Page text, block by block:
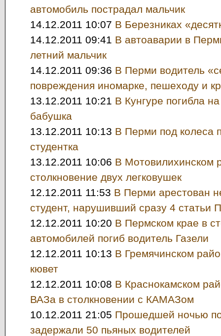
автомобиль пострадал мальчик
14.12.2011 10:07 В Березниках
14.12.2011 09:41 В автоаварии в
летний мальчик
14.12.2011 09:36 В Перми водитель
повреждения иномарке, пешеходу и
13.12.2011 10:21 В Кунгуре погибла
бабушка
13.12.2011 10:13 В Перми под колеса
студентка
13.12.2011 10:06 В
столкновение двух легковушек
12.12.2011 11:53 В Перми арестован
студент, нарушивший сразу 4 статьи
12.12.2011 10:20 В Пермском крае в
автомобилей погиб водитель Газели
12.12.2011 10:13 В Гремячинском
кювет
12.12.2011 10:08 В Краснокамском
ВАЗа в столкновении с КАМАЗом
10.12.2011 21:05 Прошедшей ночью
задержали 50 пьяных водителей